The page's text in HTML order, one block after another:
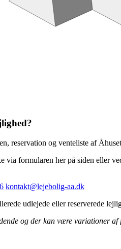
reservation og venteliste af
via formularen her på siden eller
kontakt@lejebolig-aa.dk
udlejede eller reserverede
og der kan være variationer af